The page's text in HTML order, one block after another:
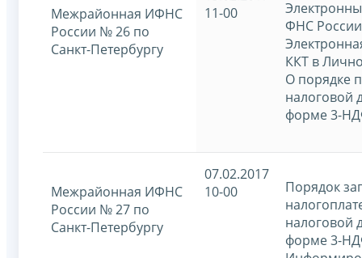
Межрайонная ИФНС
России № 26 по
Санкт-Петербургу
11-00
ФНС
ККТ в
О порядке
налоговой
форме 3-
Межрайонная ИФНС
России № 27 по
Санкт-Петербургу
07.02.2017
10-00
Порядок
налоговой
форме 3-